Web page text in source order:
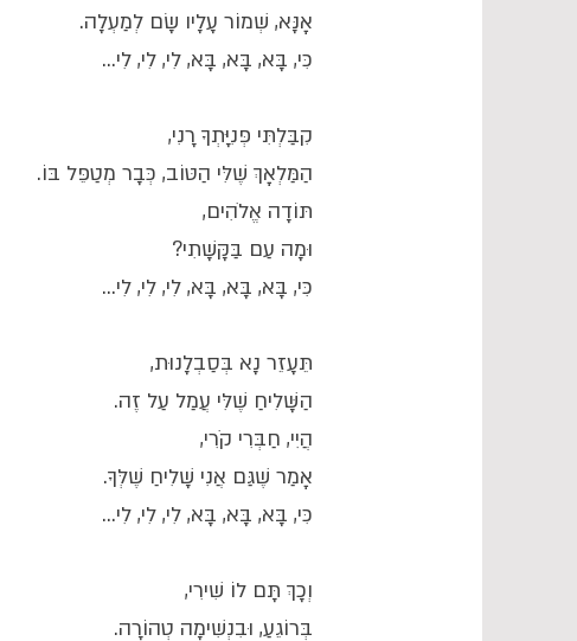
אָנָּא, שְׁמוֹר עָלָיו שָׂם לְמַעְלָה.
כִּי, בָּא, בָּא, בָּא, לִי, לִי, לִי...
קִבַּלְתִּי פְּנִיָּתְךָ רָנִי,
הַמַּלְאָךְ שֶׁלִּי הַטּוֹב, כְּבָר מְטַפֵּל בּוֹ.
תּוֹדָה אֱלֹהִים,
וּמָה עַם בַּקָּשָׁתִי?
כִּי, בָּא, בָּא, בָּא, לִי, לִי, לִי...
תֵּעָזֵר נָא בְּסַבְלָנוּת,
הַשָּׁלִיחַ שֶׁלִּי עֲמַל עַל זֶה.
הֲיִי, חַבְּרִי קֹרִי,
אָמַר שֶׁגַּם אֲנִי שָׁלִיחַ שֶׁלְּךָ.
כִּי, בָּא, בָּא, בָּא, לִי, לִי, לִי...
וְכָךְ תָּם לוֹ שִׁירִי,
בְּרוֹגֵעַ, וּבִנְשִׁימָה טְהוֹרָה.